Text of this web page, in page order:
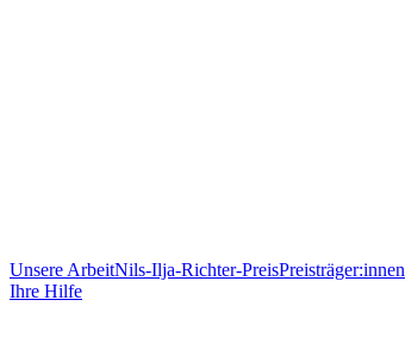
Unsere ArbeitNils-Ilja-Richter-PreisPreisträger:innen
Ihre Hilfe